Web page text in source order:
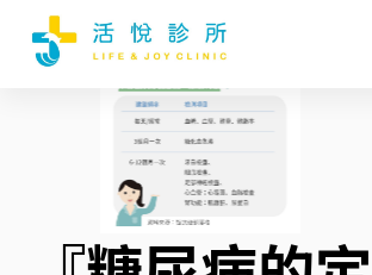
心血管疾病